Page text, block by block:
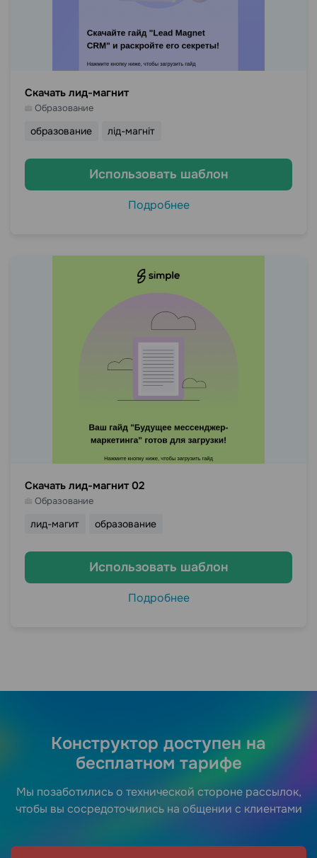
Скачать лид-магнит
Образование
образование лід-магніт
Использовать шаблон
Подробнее
Скачать лид-магнит 02
Образование
лид-магит образование
Использовать шаблон
Подробнее
Конструктор доступен на
бесплатном тарифе
Мы позаботились о технической стороне рассылок,
чтобы вы сосредоточились на общении с клиентами